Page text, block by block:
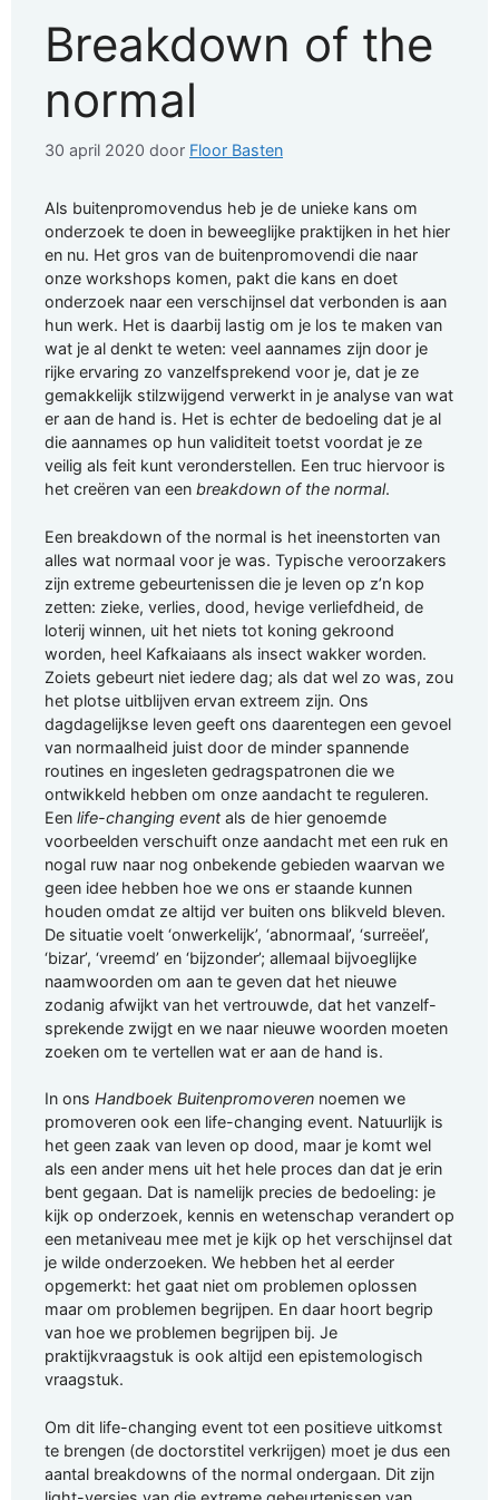
Breakdown of the
normal
30 april 2020 door Floor Basten
Als buitenpromovendus heb je de unieke kans om
onderzoek te doen in beweeglijke praktijken in het hier
en nu. Het gros van de buitenpromovendi die naar
onze workshops komen, pakt die kans en doet
onderzoek naar een verschijnsel dat verbonden is aan
hun werk. Het is daarbij lastig om je los te maken van
wat je al denkt te weten: veel aannames zijn door je
rijke ervaring zo vanzelfsprekend voor je, dat je ze
gemakkelijk stilzwijgend verwerkt in je analyse van wat
er aan de hand is. Het is echter de bedoeling dat je al
die aannames op hun validiteit toetst voordat je ze
veilig als feit kunt veronderstellen. Een truc hiervoor is
het creëren van een breakdown of the normal.
Een breakdown of the normal is het ineenstorten van
alles wat normaal voor je was. Typische veroorzakers
zijn extreme gebeurtenissen die je leven op z’n kop
zetten: zieke, verlies, dood, hevige verliefdheid, de
loterij winnen, uit het niets tot koning gekroond
worden, heel Kafkaiaans als insect wakker worden.
Zoiets gebeurt niet iedere dag; als dat wel zo was, zou
het plotse uitblijven ervan extreem zijn. Ons
dagdagelijkse leven geeft ons daarentegen een gevoel
van normaalheid juist door de minder spannende
routines en ingesleten gedragspatronen die we
ontwikkeld hebben om onze aandacht te reguleren.
Een life-changing event als de hier genoemde
voorbeelden verschuift onze aandacht met een ruk en
nogal ruw naar nog onbekende gebieden waarvan we
geen idee hebben hoe we ons er staande kunnen
houden omdat ze altijd ver buiten ons blikveld bleven.
De situatie voelt ‘onwerkelijk’, ‘abnormaal’, ‘surreëel’,
‘bizar’, ‘vreemd’ en ‘bijzonder’; allemaal bijvoeglijke
naamwoorden om aan te geven dat het nieuwe
zodanig afwijkt van het vertrouwde, dat het vanzelf-
sprekende zwijgt en we naar nieuwe woorden moeten
zoeken om te vertellen wat er aan de hand is.
In ons Handboek Buitenpromoveren noemen we
promoveren ook een life-changing event. Natuurlijk is
het geen zaak van leven op dood, maar je komt wel
als een ander mens uit het hele proces dan dat je erin
bent gegaan. Dat is namelijk precies de bedoeling: je
kijk op onderzoek, kennis en wetenschap verandert op
een metaniveau mee met je kijk op het verschijnsel dat
je wilde onderzoeken. We hebben het al eerder
opgemerkt: het gaat niet om problemen oplossen
maar om problemen begrijpen. En daar hoort begrip
van hoe we problemen begrijpen bij. Je
praktijkvraagstuk is ook altijd een epistemologisch
vraagstuk.
Om dit life-changing event tot een positieve uitkomst
te brengen (de doctorstitel verkrijgen) moet je dus een
aantal breakdowns of the normal ondergaan. Dit zijn